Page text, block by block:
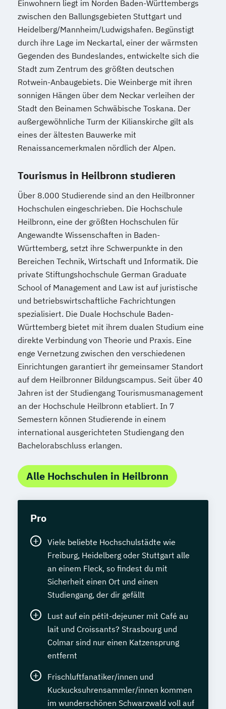
Einwohnern liegt im Norden Baden-Württembergs
zwischen den Ballungsgebieten Stuttgart und
Heidelberg/Mannheim/Ludwigshafen. Begünstigt
durch ihre Lage im Neckartal, einer der wärmsten
Gegenden des Bundeslandes, entwickelte sich die
Stadt zum Zentrum des größten deutschen
Rotwein-Anbaugebiets. Die Weinberge mit ihren
sonnigen Hängen über dem Neckar verleihen der
Stadt den Beinamen Schwäbische Toskana. Der
außergewöhnliche Turm der Kilianskirche gilt als
eines der ältesten Bauwerke mit
Renaissancemerkmalen nördlich der Alpen.
Tourismus in Heilbronn studieren
Über 8.000 Studierende sind an den Heilbronner
Hochschulen eingeschrieben. Die Hochschule
Heilbronn, eine der größten Hochschulen für
Angewandte Wissenschaften in Baden-
Württemberg, setzt ihre Schwerpunkte in den
Bereichen Technik, Wirtschaft und Informatik. Die
private Stiftungshochschule German Graduate
School of Management and Law ist auf juristische
und betriebswirtschaftliche Fachrichtungen
spezialisiert. Die Duale Hochschule Baden-
Württemberg bietet mit ihrem dualen Studium eine
direkte Verbindung von Theorie und Praxis. Eine
enge Vernetzung zwischen den verschiedenen
Einrichtungen garantiert ihr gemeinsamer Standort
auf dem Heilbronner Bildungscampus. Seit über 40
Jahren ist der Studiengang Tourismusmanagement
an der Hochschule Heilbronn etabliert. In 7
Semestern können Studierende in einem
international ausgerichteten Studiengang den
Bachelorabschluss erlangen.
Alle Hochschulen in Heilbronn
Pro
Viele beliebte Hochschulstädte wie
Freiburg, Heidelberg oder Stuttgart alle
an einem Fleck, so findest du mit
Sicherheit einen Ort und einen
Studiengang, der dir gefällt
Lust auf ein pétit-dejeuner mit Café au
lait und Croissants? Strasbourg und
Colmar sind nur einen Katzensprung
entfernt
Frischluftfanatiker/innen und
Kuckucksuhrensammler/innen kommen
im wunderschönen Schwarzwald voll auf